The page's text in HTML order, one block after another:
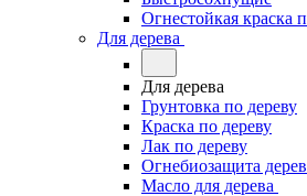
Огнестойкая краска
Для дерева
Для дерева
Грунтовка по дереву
Краска по дереву
Лак по дереву
Огнебиозащита
Масло для дерева